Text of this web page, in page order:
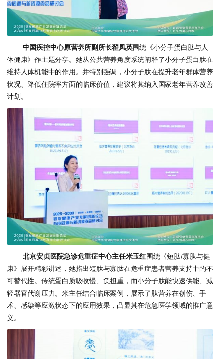
中国疾控中心原营养所副所长翟凤英围绕《小分子蛋白肽与人
体健康》作主题分享。她从公共营养角度系统阐释了小分子蛋白肽在
维持人体机能中的作用。并特别强调，小分子肽在提升老年群体营养
状况、降低住院率方面的临床价值，建议将其纳入国家老年营养改善
计划。
北京安贞医院急诊危重症中心主任米玉红围绕《短肽/寡肽与健
康》展开精彩讲述，她指出短肽与寡肽在危重症患者营养支持中的不
可替代性。传统蛋白质吸收慢、负担重，而小分子肽能快速供能、减
轻器官代谢压力。米主任结合临床案例，展示了肽营养在创伤、手
术、感染等应激状态下的应用效果，凸显其在危急医学领域的推广意
义。